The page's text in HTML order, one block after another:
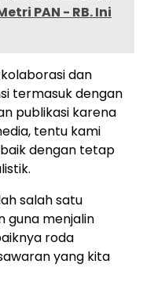
PAN - RB. Ini
dan
termasuk dengan
publikasi karena
tentu kami
dengan tetap
salah satu
guna menjalin
roda
yang kita